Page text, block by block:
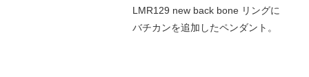
LMR129 new back bone リングに
バチカンを追加したペンダント。